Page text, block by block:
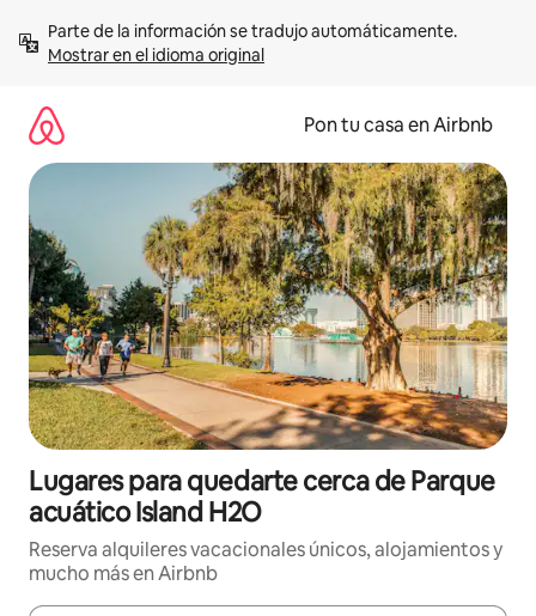
contenidoMostrar en el idioma original
Pon tu casa en Airbnb
Lugares para quedarte cerca de Parque
acuático Island H2O
Reserva alquileres vacacionales únicos, alojamientos y
mucho más en Airbnb